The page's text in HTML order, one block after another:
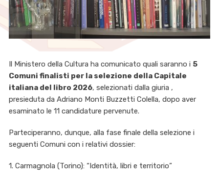
Il Ministero della Cultura ha comunicato quali saranno i 5
Comuni finalisti per la selezione della Capitale
italiana del libro 2026, selezionati dalla giuria ,
presieduta da Adriano Monti Buzzetti Colella, dopo aver
esaminato le 11 candidature pervenute.
Parteciperanno, dunque, alla fase finale della selezione i
seguenti Comuni con i relativi dossier:
1. Carmagnola (Torino): “Identità, libri e territorio”